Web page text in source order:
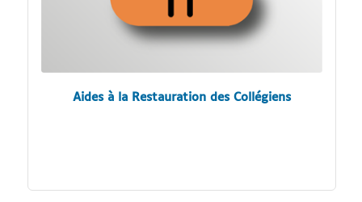
Aides à la Restauration des Collégiens